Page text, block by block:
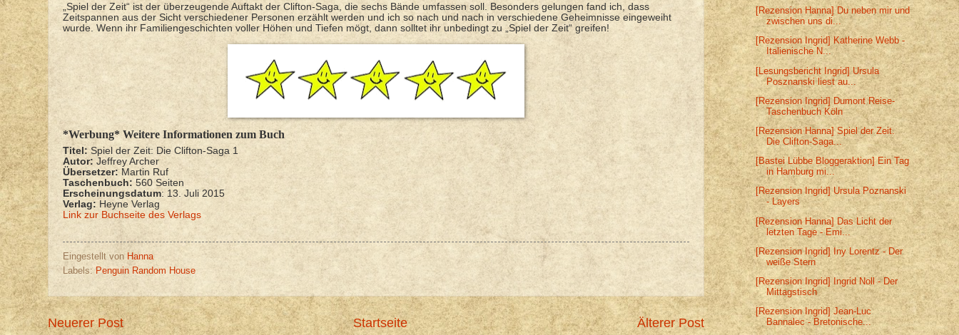
„Spiel der Zeit“ ist der überzeugende Auftakt der Clifton-Saga, die sechs Bände umfassen soll. Besonders gelungen fand ich, dass
Zeitspannen aus der Sicht verschiedener Personen erzählt werden und ich so nach und nach in verschiedene Geheimnisse eingeweiht
wurde. Wenn ihr Familiengeschichten voller Höhen und Tiefen mögt, dann solltet ihr unbedingt zu „Spiel der Zeit“ greifen!
*Werbung* Weitere Informationen zum Buch
Titel: Spiel der Zeit: Die Clifton-Saga 1
Autor: Jeffrey Archer
Übersetzer:Martin Ruf
Taschenbuch: 560 Seiten
Erscheinungsdatum: 13. Juli 2015
Verlag: Heyne Verlag
Link zur Buchseite des Verlags
Eingestellt von Hanna
Labels: Penguin Random House
Neuerer Post Älterer Post
Startseite
[Rezension Hanna] Du neben mir und
zwischen uns di...
[Rezension Ingrid] Katherine Webb -
Italienische N...
[Lesungsbericht Ingrid] Ursula
Posznanski liest au...
[Rezension Ingrid] Dumont Reise-
Taschenbuch Köln
[Rezension Hanna] Spiel der Zeit.
Die Clifton-Saga...
[Bastei Lübbe Bloggeraktion] Ein Tag
in Hamburg mi...
[Rezension Ingrid] Ursula Poznanski
- Layers
[Rezension Hanna] Das Licht der
letzten Tage - Emi...
[Rezension Ingrid] Iny Lorentz - Der
weiße Stern
[Rezension Ingrid] Ingrid Noll - Der
Mittagstisch
[Rezension Ingrid] Jean-Luc
Bannalec - Bretonische...